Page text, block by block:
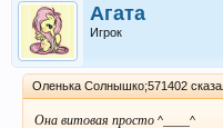
Агата
Игрок
Оленька Солнышко;571402
Она витовая просто ^____^